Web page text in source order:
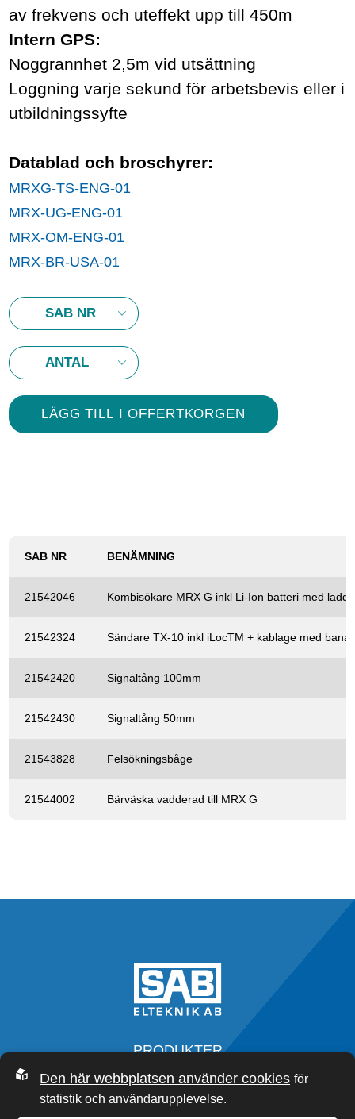
av frekvens och uteffekt upp till 450m
Intern GPS:
Noggrannhet 2,5m vid utsättning
Loggning varje sekund för arbetsbevis eller i
utbildningssyfte
Datablad och broschyrer:
MRXG-TS-ENG-01
MRX-UG-ENG-01
MRX-OM-ENG-01
MRX-BR-USA-01
SAB NR BENÄMNING
21542046 Kombisökare MRX G inkl Li-Ion batteri med
21542324 Sändare TX-10 inkl iLocTM + kablage med
21542420 Signaltång 100mm
21542430 Signaltång 50mm
21543828 Felsökningsbåge
21544002 Bärväska vadderad till MRX G
PRODUKTER
SERVICE
OM OSS
SAB ACADEMY
Den här webbplatsen använder cookies för
statistik och användarupplevelse.